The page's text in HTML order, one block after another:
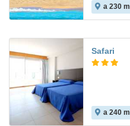
a 230 m
Safari
a 240 m